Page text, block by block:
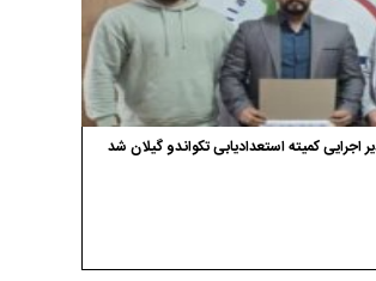
اجرایی کمیته استعدادیابی تکواندو گیلان شد